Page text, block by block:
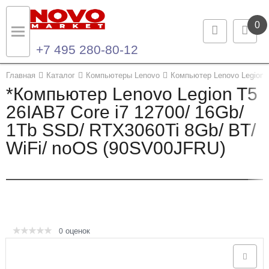
0
+7 495 280-80-12
Главная Каталог Компьютеры Lenovo Компьютер Lenovo Legion
*Компьютер Lenovo Legion T5
26IAB7 Core i7 12700/ 16Gb/
1Tb SSD/ RTX3060Ti 8Gb/ BT/
WiFi/ noOS (90SV00JFRU)
0 оценок
Назад
Каталог продукции
Ноутбуки и ультрабуки
Компьютеры
Опции и комплектующие
Назад
Контакты
Контактная информация